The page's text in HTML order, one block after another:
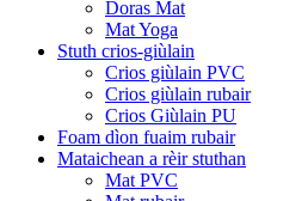
Doras Mat
Mat Yoga
Stuth crios-giùlain
Crios giùlain PVC
Crios giùlain rubair
Crios Giùlain PU
Foam dìon fuaim rubair
Mataichean a rèir stuthan
Mat PVC